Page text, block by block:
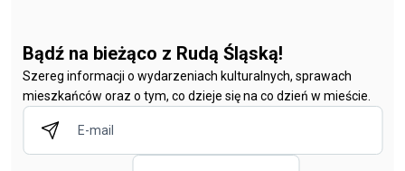
Bądź na bieżąco z Rudą Śląską!
Szereg informacji o wydarzeniach kulturalnych, sprawach
mieszkańców oraz o tym, co dzieje się na co dzień w mieście.